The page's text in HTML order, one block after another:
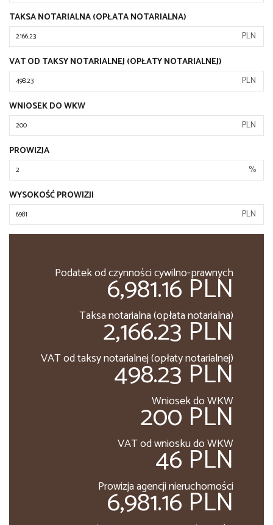
TAKSA NOTARIALNA (OPŁATA NOTARIALNA)
PLN
VAT OD TAKSY NOTARIALNEJ (OPŁATY NOTARIALNEJ)
PLN
WNIOSEK DO WKW
PLN
PROWIZJA
%
WYSOKOŚĆ PROWIZJI
PLN
Podatek od czynności cywilno-prawnych
6,981.16 PLN
Taksa notarialna (opłata notarialna)
2,166.23 PLN
VAT od taksy notarialnej (opłaty notarialnej)
498.23 PLN
Wniosek do WKW
200 PLN
VAT od wniosku do WKW
46 PLN
Prowizja agencji nieruchomości
6,981.16 PLN